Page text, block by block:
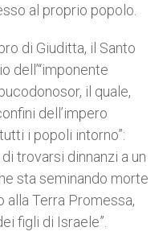
al proprio popolo.
di Giuditta, il Santo
dell’“imponente
il quale,
dell’impero
i popoli intorno”:
trovarsi dinnanzi a un
sta seminando morte
alla Terra Promessa,
figli di Israele”.